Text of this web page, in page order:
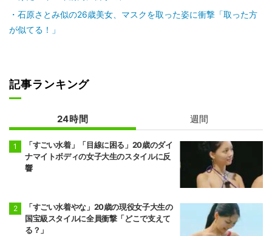
石原さとみ似の26歳美女、マスクを取った姿に衝撃「取った方
が似てる！」
記事ランキング
24時間 週間
「すごい水着」「目線に困る」20歳のダイ
ナマイトボディの女子大生のスタイルに反
響
「すごい水着やな」20歳の現役女子大生の
国宝級スタイルに全員衝撃「どこで支えて
る？」